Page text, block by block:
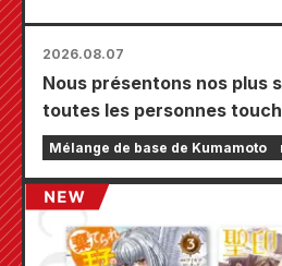
2026.08.07
Nous présentons nos plus
toutes les personnes
terre de Kumamoto de
Mélange de base de Kumamoto